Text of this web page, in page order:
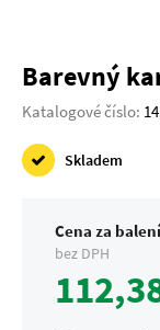
Barevný
Katalogové číslo:
Skladem
Cena za balení
bez DPH